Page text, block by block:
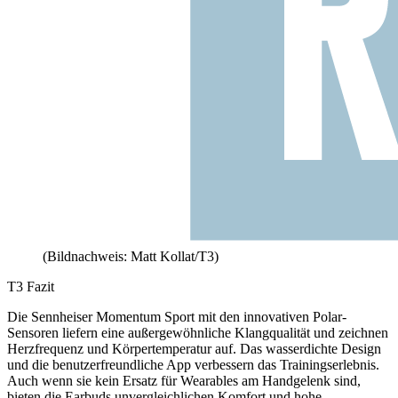
(Bildnachweis: Matt Kollat/T3)
T3 Fazit
Die Sennheiser Momentum Sport mit den innovativen Polar-
Sensoren liefern eine außergewöhnliche Klangqualität und zeichnen
Herzfrequenz und Körpertemperatur auf. Das wasserdichte Design
und die benutzerfreundliche App verbessern das Trainingserlebnis.
Auch wenn sie kein Ersatz für Wearables am Handgelenk sind,